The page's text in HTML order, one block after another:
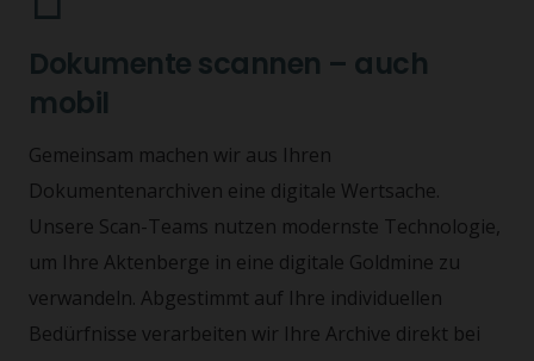
Dokumente scannen – auch
mobil
Gemeinsam machen wir aus Ihren
Dokumentenarchiven eine digitale Wertsache.
Unsere Scan-Teams nutzen modernste Technologie,
um Ihre Aktenberge in eine digitale Goldmine zu
verwandeln. Abgestimmt auf Ihre individuellen
Bedürfnisse verarbeiten wir Ihre Archive direkt bei